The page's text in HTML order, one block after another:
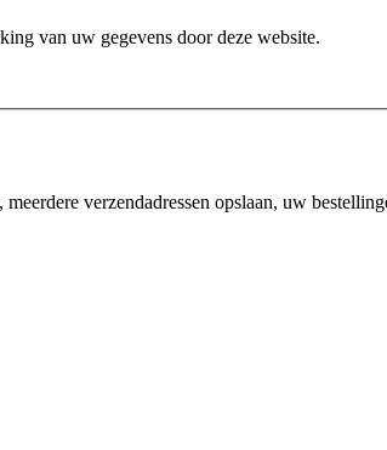
van uw gegevens door deze website.
verzendadressen opslaan, uw